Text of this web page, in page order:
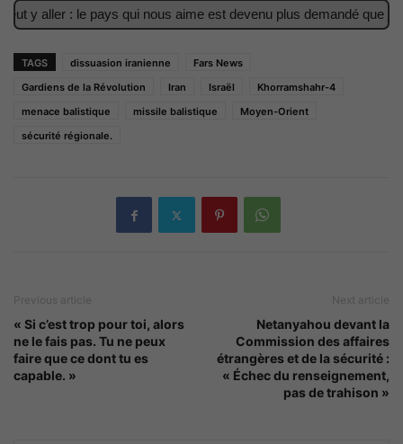
y aller : le pays qui nous aime est devenu plus demandé que
TAGS dissuasion iranienne
Fars News
Gardiens de la Révolution
Iran Israël
Khorramshahr-4
menace balistique
missile balistique
Moyen-Orient
sécurité régionale.
Previous article
« Si c’est trop pour toi, alors
ne le fais pas. Tu ne peux
faire que ce dont tu es
capable. »
Next article
Netanyahou devant la
Commission des affaires
étrangères et de la sécurité :
« Échec du renseignement,
pas de trahison »